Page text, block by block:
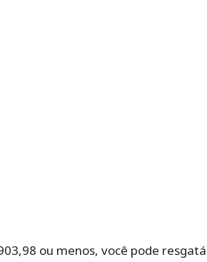
ou menos, você pode